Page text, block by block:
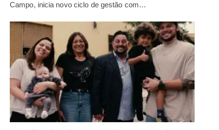
Campo, inicia novo ciclo de gestão com…